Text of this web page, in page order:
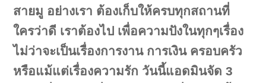
สายมู อย่างเรา ต้องเก็บให้ครบทุกสถานที่
ใครว่าดี เราต้องไป เพื่อความปังในทุกๆเรื่อง
ไม่ว่าจะเป็นเรื่องการงาน การเงิน ครอบครัว
หรือแม้แต่เรื่องความรัก วันนี้แอดมินจัด 3